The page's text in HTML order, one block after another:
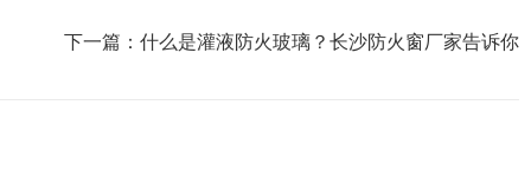
下一篇： 什么是灌液防火玻璃？长沙防火窗厂家告诉你